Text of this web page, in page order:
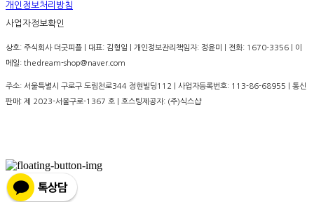
개인정보처리방침
사업자정보확인
상호: 주식회사 더굿피플 | 대표: 김형일 | 개인정보관리책임자: 정윤미 | 전화: 1670-3356 | 이
메일: thedream-shop@naver.com
주소: 서울특별시 구로구 도림천로344 정현빌딩112 | 사업자등록번호: 113-86-68955 | 통신
판매: 제 2023-서울구로-1367 호 | 호스팅제공자: (주)식스샵